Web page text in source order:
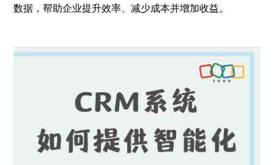
数据，帮助企业提升效率、减少成本并增加收益。